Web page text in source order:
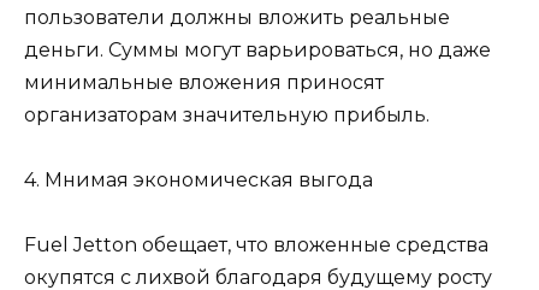
пользователи должны вложить реальные
деньги. Суммы могут варьироваться, но даже
минимальные вложения приносят
организаторам значительную прибыль.
4. Мнимая экономическая выгода
Fuel Jetton обещает, что вложенные средства
окупятся с лихвой благодаря будущему росту